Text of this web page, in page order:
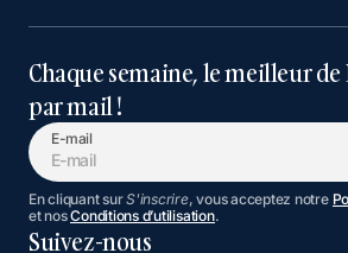
Chaque semaine, le meilleur de
par mail !
E-mail
En cliquant surS'inscrire, vous acceptez notre
et nosConditions d’utilisation.
Suivez-nous